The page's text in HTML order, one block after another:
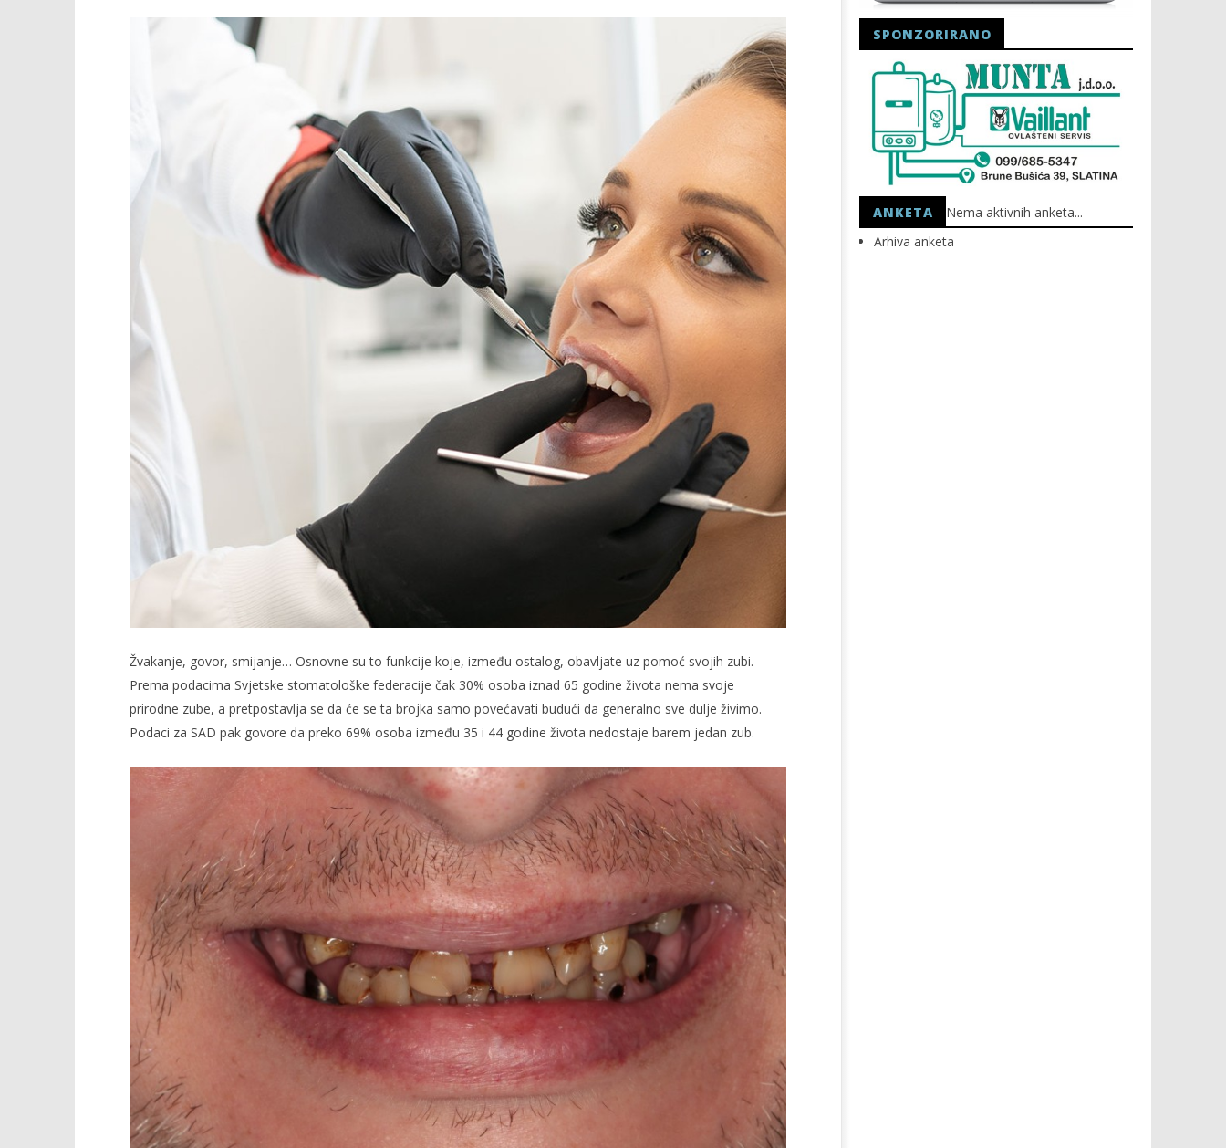
zanemarili!
Popis poslova na području VPŽ
12.10.2020.
slatina.net
Ljeto donosi bezbrižnu igru, ali
i zdravstvene izazove
12.10.2020.
slatina.net
12.10.2020.
HEP: Bez struje
12.10.2020.
slatina.net
Žvakanje, govor, smijanje… Osnovne su to funkcije koje, između ostalog, obavljate uz pomoć svojih zubi.
Prema podacima Svjetske stomatološke federacije čak 30% osoba iznad 65 godine života nema svoje
prirodne zube, a pretpostavlja se da će se ta brojka samo povećavati budući da generalno sve dulje živimo.
Podaci za SAD pak govore da preko 69% osoba između 35 i 44 godine života nedostaje barem jedan zub.
SPONZORIRANO
ANKETA
Nema aktivnih anketa...
Arhiva anketa